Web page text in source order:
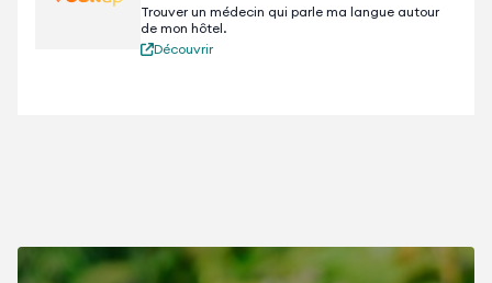
Trouver un médecin qui parle ma langue autour
de mon hôtel.
Découvrir